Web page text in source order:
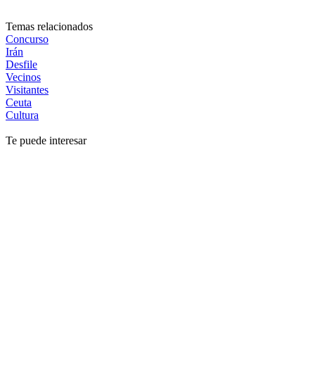
Temas relacionados
Concurso
Irán
Desfile
Vecinos
Visitantes
Ceuta
Cultura
Te puede interesar